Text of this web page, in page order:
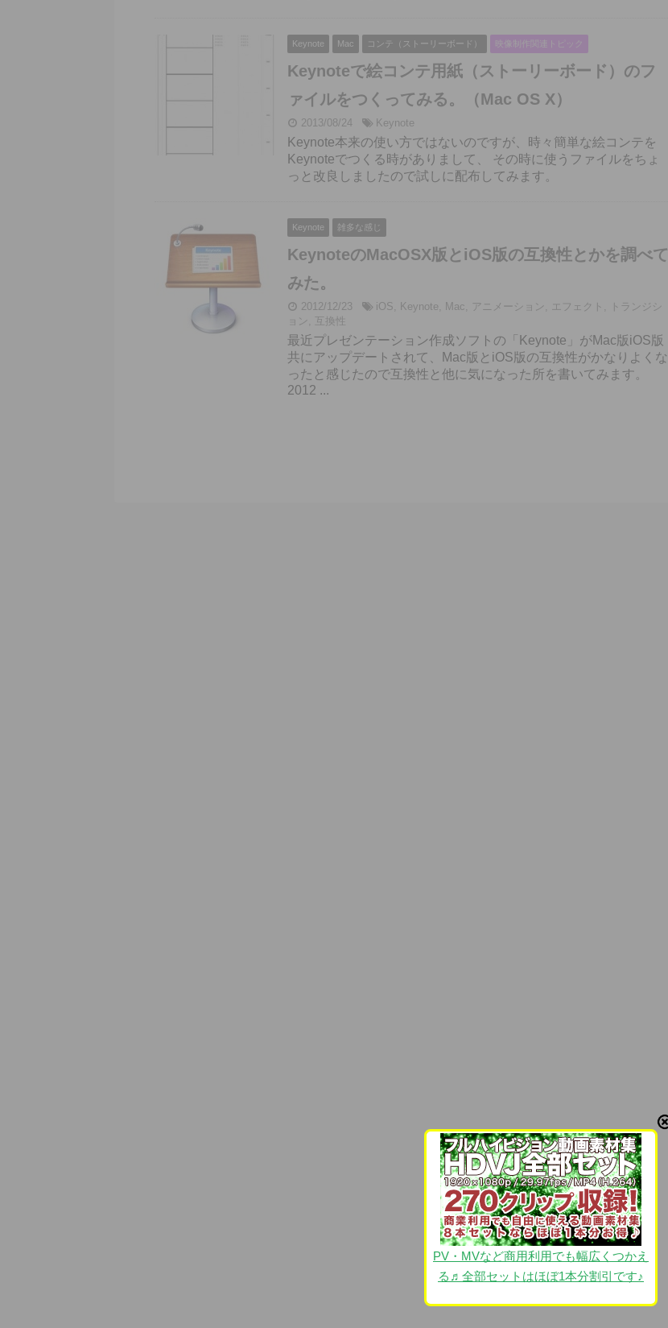
Keynote Mac コンテ（ストーリーボード） 映像制作関連トピック
Keynoteで絵コンテ用紙（ストーリーボード）のフ
ァイルをつくってみる。（Mac OS X）
2013/08/24 Keynote
Keynote本来の使い方ではないのですが、時々簡単な絵コンテを
Keynoteでつくる時がありまして、 その時に使うファイルをちょ
っと改良しましたので試しに配布してみます。
Keynote 雑多な感じ
KeynoteのMacOSX版とiOS版の互換性とかを調べて
みた。
2012/12/23 iOS, Keynote, Mac, アニメーション , エフェクト ,
トランジシ
ョン , 互換性
最近プレゼンテーション作成ソフトの「Keynote」がMac版iOS版
共にアップデートされて、Mac版とiOS版の互換性がかなりよくな
ったと感じたので互換性と他に気になった所を書いてみます。
2012 ...
PV・MVなど商用利用でも幅広くつかえ
る♬全部セットはほぼ1本分割引です♪